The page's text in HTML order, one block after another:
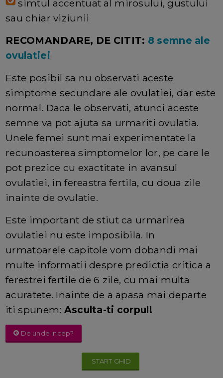
simtul accentuat al mirosului, gustului
sau chiar viziunii
RECOMANDARE, DE CITIT: 8 semne ale
ovulatiei
Este posibil sa nu observati aceste
simptome secundare ale ovulatiei, dar este
normal. Daca le observati, atunci aceste
semne va pot ajuta sa urmariti ovulatia.
Unele femei sunt mai experimentate la
recunoasterea simptomelor lor, pe care le
pot prezice cu exactitate in avansul
ovulatiei, in fereastra fertila, cu doua zile
inainte de ovulatie.
Este important de stiut ca urmarirea
ovulatiei nu este imposibila. In
urmatoarele capitole vom dobandi mai
multe informatii despre predictia critica a
ferestrei fertile de 6 zile, cu mai multa
acuratete. Inainte de a apasa mai departe
iti spunem: Asculta-ti corpul!
De unde incep?
START GHID